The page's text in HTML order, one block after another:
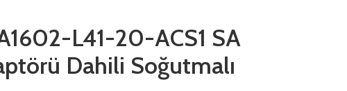
L41-20-ACS1 SA
Dahili Soğutmalı